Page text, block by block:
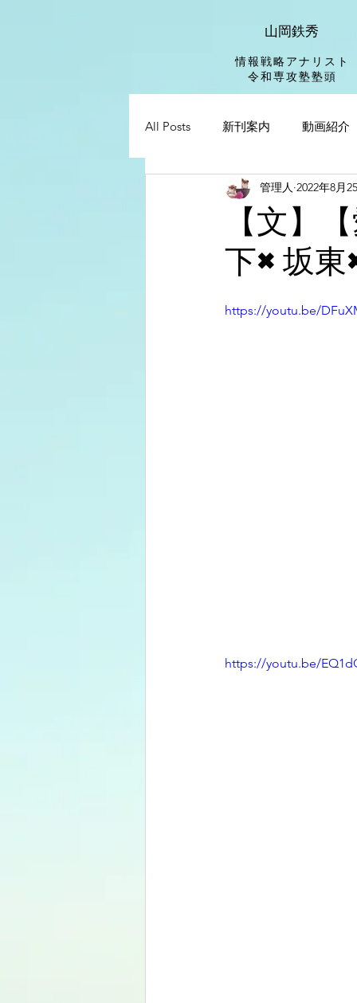
山岡鉄秀
情報戦略アナリスト
​令和専攻塾塾頭
All Posts 新刊案内 動画紹介
【文
下×坂
管理人 2022年8月
https://youtu.be/
https://youtu.be/